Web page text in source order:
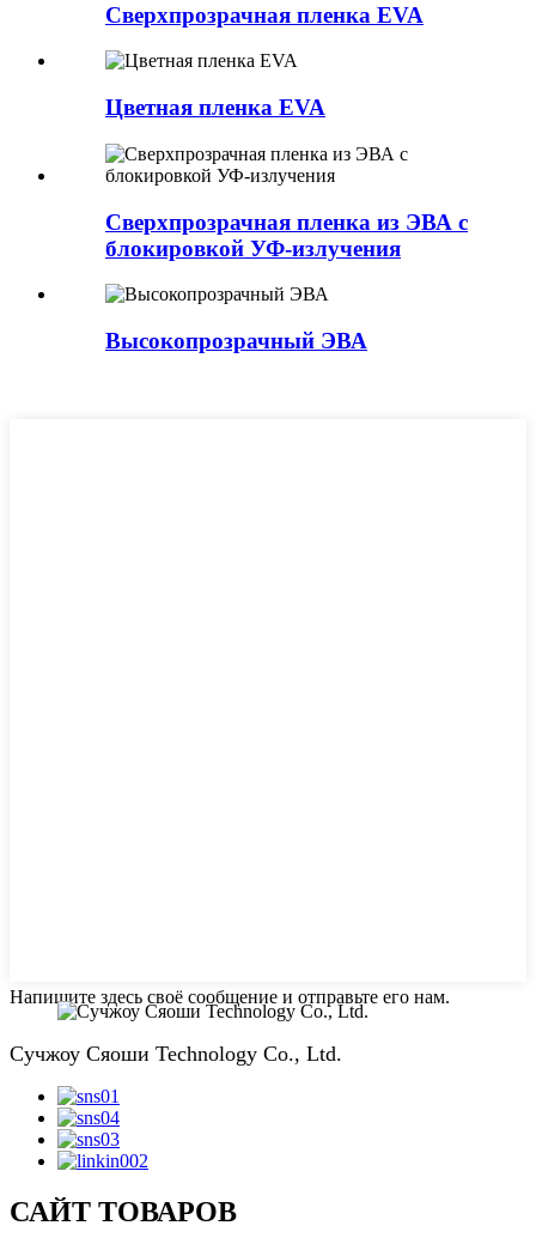
Сверхпрозрачная пленка EVA
Цветная пленка EVA
Сверхпрозрачная пленка из ЭВА с
блокировкой УФ-излучения
Высокопрозрачный ЭВА
Напишите здесь своё сообщение и отправьте его нам.
Сучжоу Сяоши Technology Co., Ltd.
САЙТ ТОВАРОВ